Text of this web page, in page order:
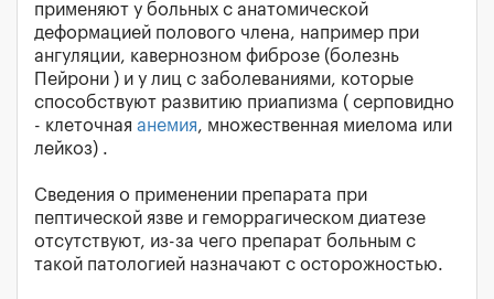
применяют у больных с анатомической
деформацией полового члена, например при
ангуляции, кавернозном фиброзе (болезнь
Пейрони ) и у лиц с заболеваниями, которые
способствуют развитию приапизма ( серповидно
- клеточная анемия, множественная миелома или
лейкоз) .
Сведения о применении препарата при
пептической язве и геморрагическом диатезе
отсутствуют, из-за чего препарат больным с
такой патологией назначают с осторожностью.